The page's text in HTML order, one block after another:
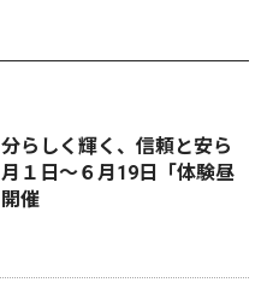
らしく輝く、信頼と安ら
１日～６月19日「体験昼
催